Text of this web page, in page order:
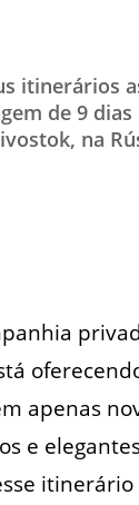
QUEM
itinerários
de 9
na
apenas
e